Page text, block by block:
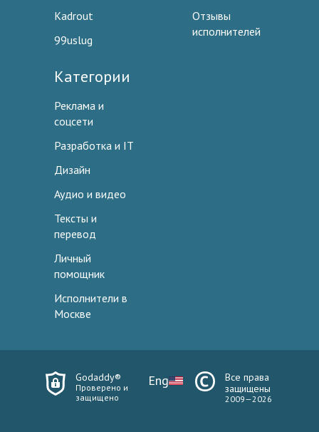
Kadrout
99uslug
Отзывы
исполнителей
Категории
Реклама и
соцсети
Разработка и IT
Дизайн
Аудио и видео
Тексты и
перевод
Личный
помощник
Исполнители в
Москве
Godaddy®
Проверено и
защищено
Eng
Все права
защищены
2009—2026